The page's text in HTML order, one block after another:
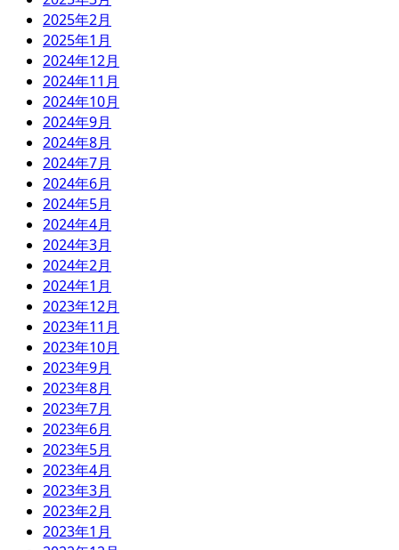
2025年2月
2025年1月
2024年12月
2024年11月
2024年10月
2024年9月
2024年8月
2024年7月
2024年6月
2024年5月
2024年4月
2024年3月
2024年2月
2024年1月
2023年12月
2023年11月
2023年10月
2023年9月
2023年8月
2023年7月
2023年6月
2023年5月
2023年4月
2023年3月
2023年2月
2023年1月